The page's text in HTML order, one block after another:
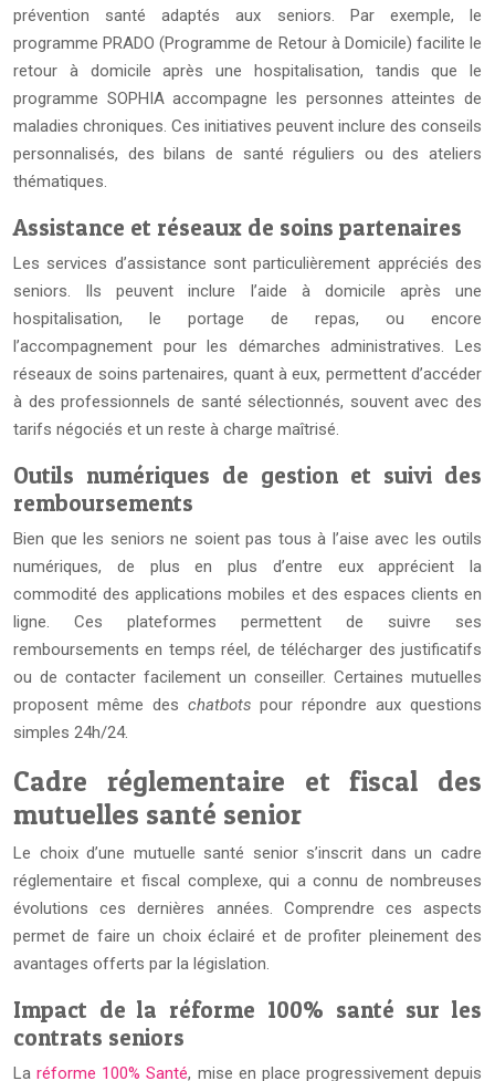
prévention santé adaptés aux seniors. Par exemple, le
programme PRADO (Programme de Retour à Domicile) facilite le
retour à domicile après une hospitalisation, tandis que le
programme SOPHIA accompagne les personnes atteintes de
maladies chroniques. Ces initiatives peuvent inclure des conseils
personnalisés, des bilans de santé réguliers ou des ateliers
thématiques.
Assistance et réseaux de soins partenaires
Les services d’assistance sont particulièrement appréciés des
seniors. Ils peuvent inclure l’aide à domicile après une
hospitalisation, le portage de repas, ou encore
l’accompagnement pour les démarches administratives. Les
réseaux de soins partenaires, quant à eux, permettent d’accéder
à des professionnels de santé sélectionnés, souvent avec des
tarifs négociés et un reste à charge maîtrisé.
Outils numériques de gestion et suivi des
remboursements
Bien que les seniors ne soient pas tous à l’aise avec les outils
numériques, de plus en plus d’entre eux apprécient la
commodité des applications mobiles et des espaces clients en
ligne. Ces plateformes permettent de suivre ses
remboursements en temps réel, de télécharger des justificatifs
ou de contacter facilement un conseiller. Certaines mutuelles
proposent même des chatbotspour répondre aux questions
simples 24h/24.
Cadre réglementaire et fiscal des
mutuelles santé senior
Le choix d’une mutuelle santé senior s’inscrit dans un cadre
réglementaire et fiscal complexe, qui a connu de nombreuses
évolutions ces dernières années. Comprendre ces aspects
permet de faire un choix éclairé et de profiter pleinement des
avantages offerts par la législation.
Impact de la réforme 100% santé sur les
contrats seniors
Laréforme 100% Santé, mise en place progressivement depuis